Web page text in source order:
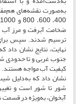
ضخامت آبرفت و مرز آب
ترسیم شدند. سپس
نهایت، نتایج نشان
جنوب غربی و تا حدودی
کیفیت آب مواجه
نشان داد که به‌دلیل
شور تا شور است و
آبخوان، به‌ویژه در